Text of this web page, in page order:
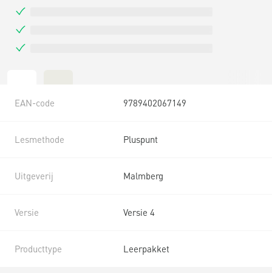
EAN-code 9789402067149
Lesmethode Pluspunt
Uitgeverij Malmberg
Versie Versie 4
Producttype Leerpakket